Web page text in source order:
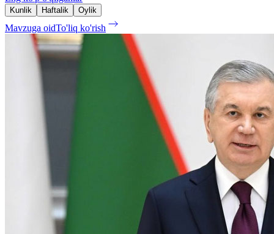
Kunlik Haftalik Oylik
Mavzuga oidTo'liq ko'rish